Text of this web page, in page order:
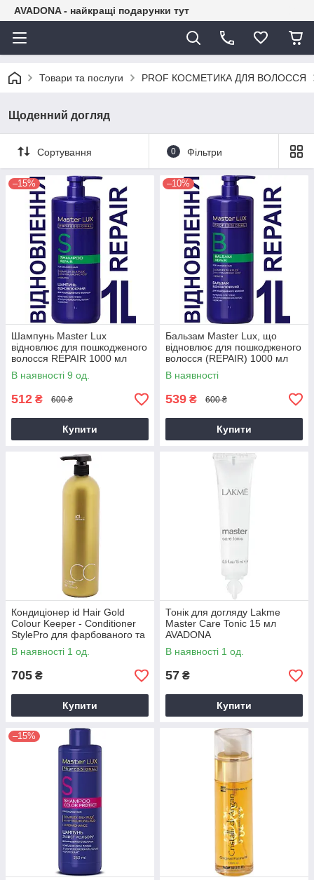
AVADONA - найкращі подарунки тут
Товари та послуги PROF КОСМЕТИКА ДЛЯ ВОЛОССЯ
Щоденний догляд
Сортування 0 Фільтри
–15%
Шампунь Master Lux
відновлює для пошкодженого
волосся REPAIR 1000 мл
AVADONA
В наявності 9 од.
512 ₴ 600 ₴
Купити
–10%
Бальзам Master Lux, що
відновлює для пошкодженого
волосся (REPAIR) 1000 мл
AVADONA
В наявності
539 ₴ 600 ₴
Купити
Кондиціонер id Hair Gold
Colour Keeper - Conditioner
StylePro для фарбованого та
нормального волосся 1 л
AVADONA
В наявності 1 од.
705 ₴
Купити
Тонік для догляду Lakme
Master Care Tonic 15 мл
AVADONA
В наявності 1 од.
57 ₴
Купити
–15%